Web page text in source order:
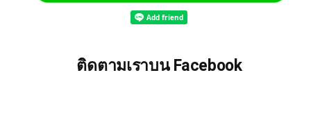
ติดตามเราบน Facebook